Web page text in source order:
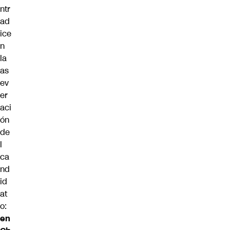
ntr
ad
ice
n
la
as
ev
er
aci
ón
de
l
ca
nd
id
at
o:
en